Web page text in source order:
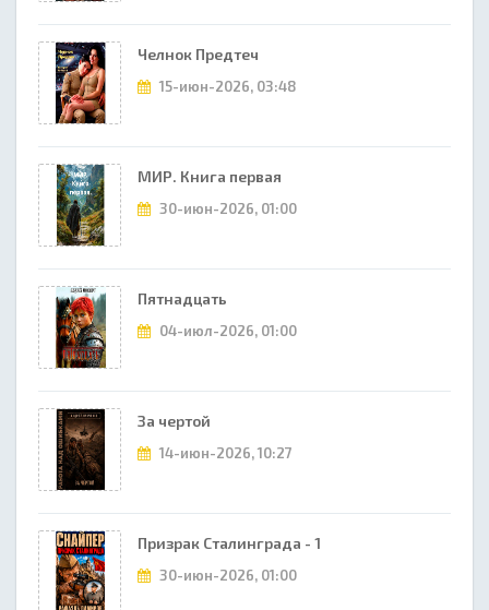
Челнок Предтеч
15-июн-2026, 03:48
МИР. Книга первая
30-июн-2026, 01:00
Пятнадцать
04-июл-2026, 01:00
За чертой
14-июн-2026, 10:27
Призрак Сталинграда - 1
30-июн-2026, 01:00